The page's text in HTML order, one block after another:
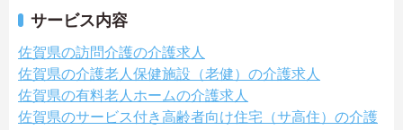
サービス内容
佐賀県の訪問介護の介護求人
佐賀県の介護老人保健施設（老健）の介護求人
佐賀県の有料老人ホームの介護求人
佐賀県のサービス付き高齢者向け住宅（サ高住）の介護